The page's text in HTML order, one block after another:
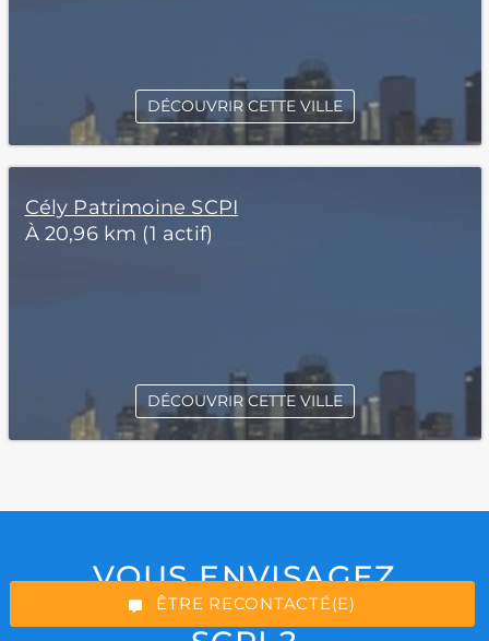
“Excellent”, 165 avis
ÊTRE RECONTACTÉ(E)
DÉCOUVRIR CETTE VILLE
Cély Patrimoine SCPI
À 20,96 km (1 actif)
DÉCOUVRIR CETTE VILLE
VOUS ENVISAGEZ
D’INVESTIR À CREDIT EN